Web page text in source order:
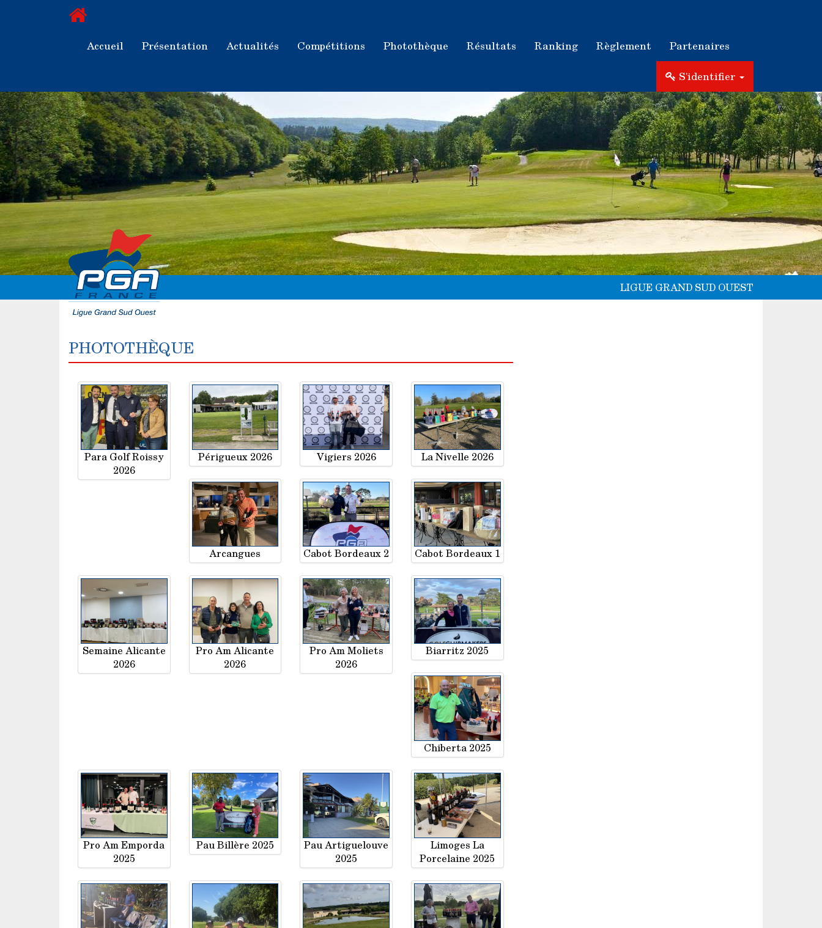
Accueil Présentation Actualités Compétitions Photothèque Résultats Ranking Règlement
Partenaires
S'identifier
LIGUE GRAND SUD OUEST
PHOTOTHÈQUE
Para Golf Roissy
2026
Périgueux 2026 Vigiers 2026 La Nivelle 2026
Arcangues Cabot Bordeaux 2 Cabot Bordeaux 1
Semaine Alicante
2026
Pro Am Alicante
2026
Pro Am Moliets
2026
Biarritz 2025
Chiberta 2025
Pro Am Emporda
2025
Pau Billère 2025
Pau Artiguelouve
2025
Limoges La
Porcelaine 2025